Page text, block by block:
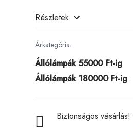
Részletek
Árkategória:
Állólámpák 55000 Ft-ig
Állólámpák 180000 Ft-ig
Biztonságos